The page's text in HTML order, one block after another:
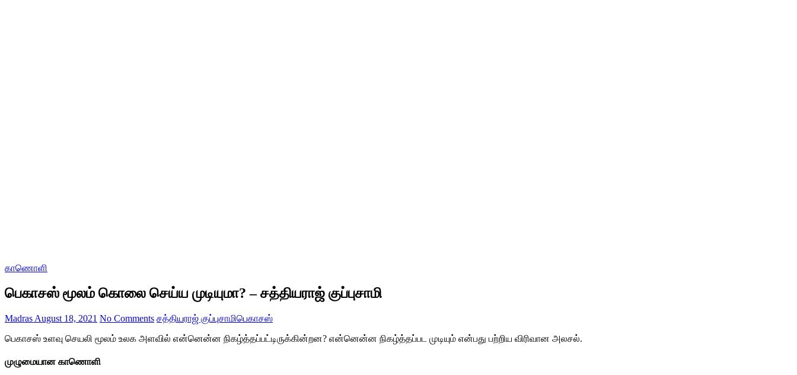
காணொளி
பெகாசஸ் மூலம் கொலை செய்ய முடியுமா? – சத்தியராஜ் குப்புசாமி
Madras August 18, 2021 No Comments சத்தியராஜ் குப்புசாமிபெகாசஸ்
பெகாசஸ் உளவு செயலி மூலம் உலக அளவில் என்னென்ன நிகழ்த்தப்பட்டிருக்கின்றன? என்னென்ன நிகழ்த்தப்பட முடியும் என்பது பற்றிய விரிவான அலசல்.
முழுமையான காணொளி